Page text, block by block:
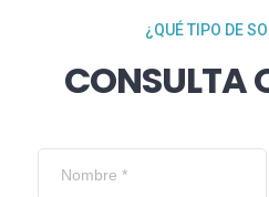
¿QUÉ TIPO DE
CONSULTA